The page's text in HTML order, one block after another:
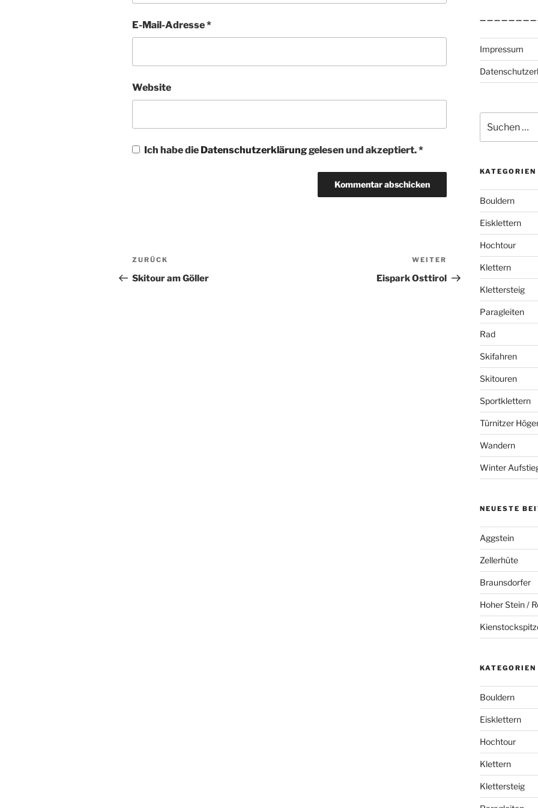
E-Mail-Adresse*
Website
Ich habe die Datenschutzerklärunggelesen und akzeptiert.*
Beitragsnavigation
Vorheriger
Beitrag
ZURÜCK
Skitour am Göller
Nächster
Beitrag
WEITER
Eispark Osttirol
Impressum
nach:
KATEGORIEN
Bouldern
Eisklettern
Hochtour
Klettern
Klettersteig
Paragleiten
Rad
Skifahren
Skitouren
Sportklettern
Türnitzer
Wandern
Winter
NEUESTE
Aggstein
Zellerhüte
Braunsdorfer
Hoher Stein /
KATEGORIEN
Bouldern
Eisklettern
Hochtour
Klettern
Klettersteig